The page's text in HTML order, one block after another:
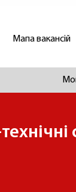
Мапа вакансій